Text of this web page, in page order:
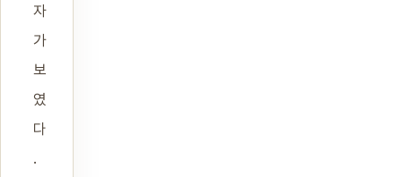
자
가
보
였
다
.